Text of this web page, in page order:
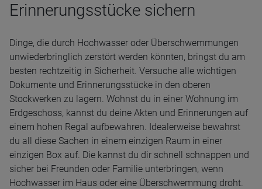
Erinnerungsstücke sichern
Dinge, die durch Hochwasser oder Überschwemmungen
unwiederbringlich zerstört werden könnten, bringst du am
besten rechtzeitig in Sicherheit. Versuche alle wichtigen
Dokumente und Erinnerungsstücke in den oberen
Stockwerken zu lagern. Wohnst du in einer Wohnung im
Erdgeschoss, kannst du deine Akten und Erinnerungen auf
einem hohen Regal aufbewahren. Idealerweise bewahrst
du all diese Sachen in einem einzigen Raum in einer
einzigen Box auf. Die kannst du dir schnell schnappen und
sicher bei Freunden oder Familie unterbringen, wenn
Hochwasser im Haus oder eine Überschwemmung droht.